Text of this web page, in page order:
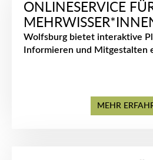
ONLINESERVICE
Wolfsburg bietet interaktive
Informieren und Mitgestalten
MEHR